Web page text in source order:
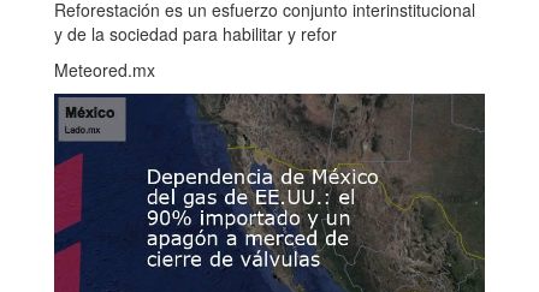
Reforestación es un esfuerzo conjunto interinstitucional
y de la sociedad para habilitar y refor
Meteored.mx